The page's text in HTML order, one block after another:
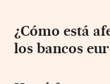
¿Cómo está
los bancos